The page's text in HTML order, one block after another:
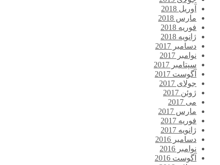
آوریل 2018
مارس 2018
فوریه 2018
ژانویه 2018
دسامبر 2017
نوامبر 2017
سپتامبر 2017
آگوست 2017
جولای 2017
ژوئن 2017
می 2017
مارس 2017
فوریه 2017
ژانویه 2017
دسامبر 2016
نوامبر 2016
آگوست 2016